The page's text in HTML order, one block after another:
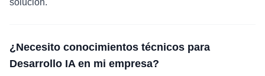
solución.
¿Necesito conocimientos técnicos para
Desarrollo IA en mi empresa?